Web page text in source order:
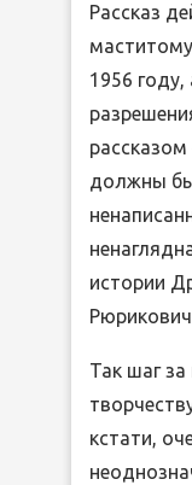
Рассказ
1956 году,
должны
истории
Так шаг
кстати,